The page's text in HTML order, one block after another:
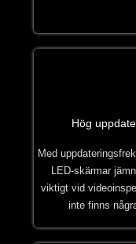
Hög
Med
LED-skärmar
viktigt vid
inte finns